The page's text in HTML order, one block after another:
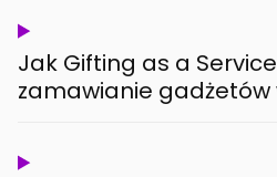
Jak Gifting as a
zamawianie gadżetów